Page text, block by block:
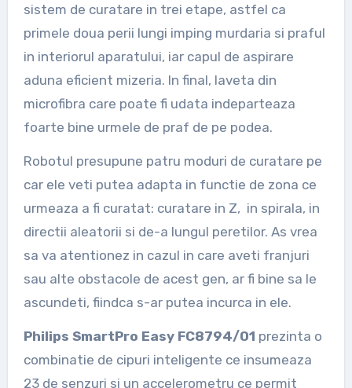
sistem de curatare in trei etape, astfel ca
primele doua perii lungi imping murdaria si praful
in interiorul aparatului, iar capul de aspirare
aduna eficient mizeria. In final, laveta din
microfibra care poate fi udata indeparteaza
foarte bine urmele de praf de pe podea.
Robotul presupune patru moduri de curatare pe
car ele veti putea adapta in functie de zona ce
urmeaza a fi curatat: curatare in Z, in spirala, in
directii aleatorii si de-a lungul peretilor. As vrea
sa va atentionez in cazul in care aveti franjuri
sau alte obstacole de acest gen, ar fi bine sa le
ascundeti, fiindca s-ar putea incurca in ele.
Philips SmartPro Easy FC8794/01 prezinta o
combinatie de cipuri inteligente ce insumeaza
23 de senzuri si un accelerometru ce permit